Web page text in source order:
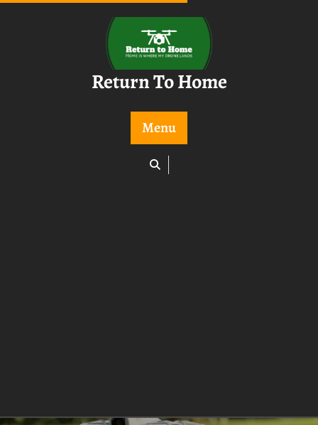
Skip
Return To Home
Menu